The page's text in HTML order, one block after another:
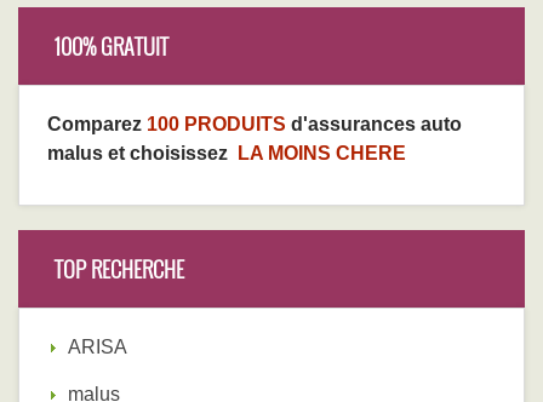
100% GRATUIT
Comparez 100 PRODUITS d'assurances auto
malus et choisissez
LA MOINS CHERE
TOP RECHERCHE
ARISA
malus